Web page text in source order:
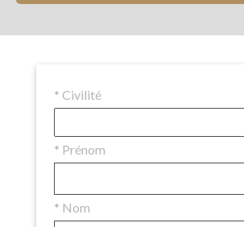
* Civilité
* Prénom
* Nom